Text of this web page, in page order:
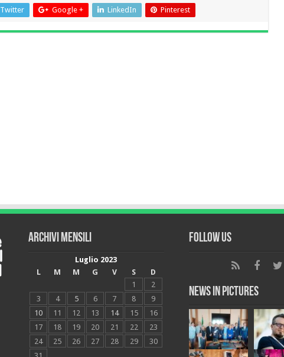
Twitter Google + LinkedIn Pinterest
Archivi mensili
Luglio 2023
L
M M G V S
D
1
2
3
4 5 6 7 8
9
10
11 12 13 14 15
16
17
18 19 20 21 22
23
24
25 26 27 28 29
30
Follow Us
News in Pictures